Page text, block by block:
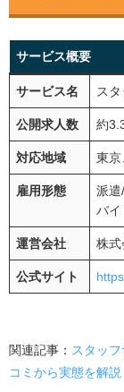
サービス概要
サービス名 ス
公開求人数 約
対応地域 東京
雇用形態 派遣/
バイ
運営会社 株式
公式サイト
関連記事： スタッ
コミから実態を解説